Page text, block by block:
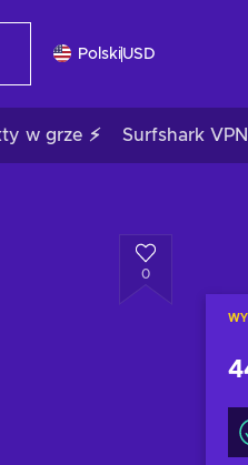
PolskiUSD
w grze ⚡ Surfshark VPN
0